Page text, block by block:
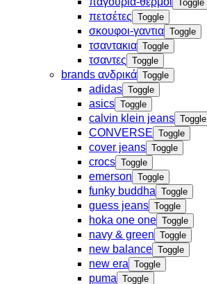
Toggle
πετσέτες Toggle
σκουφοι-γαντια Toggle
τσαντακια Toggle
τσαντες Toggle
brands ανδρικά Toggle
adidas Toggle
asics Toggle
calvin klein jeans Toggle
CONVERSE Toggle
cover jeans Toggle
crocs Toggle
emerson Toggle
funky buddha Toggle
guess jeans Toggle
hoka one one Toggle
navy & green Toggle
new balance Toggle
new era Toggle
puma Toggle